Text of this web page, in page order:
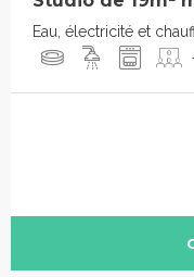
Eau, électricité et